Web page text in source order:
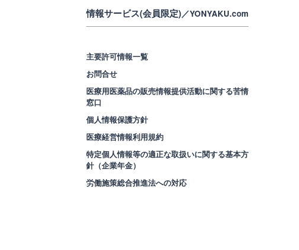
情報サービス(会員限定)／YONYAKU.com
主要許可情報一覧
お問合せ
医療用医薬品の販売情報提供活動に関する苦情
窓口
個人情報保護方針
医療経営情報利用規約
特定個人情報等の適正な取扱いに関する基本方
針（企業年金）
労働施策総合推進法への対応